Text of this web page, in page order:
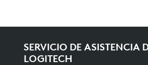
SERVICIO DE ASISTENCIA
LOGITECH